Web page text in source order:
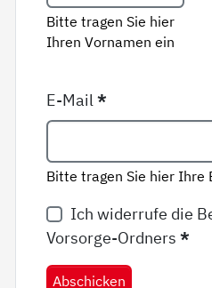
Bitte tragen Sie hier
Ihren Vornamen ein
E-Mail*
Bitte tragen Sie hier Ihre
Ich widerrufe die
Vorsorge-Ordners*
Abschicken